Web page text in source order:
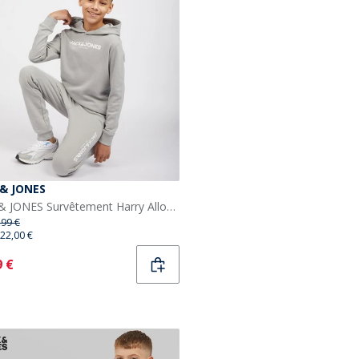
JONES
JACK & JONES Survêtement Harry Alloy garçon
€
22,00 €
€